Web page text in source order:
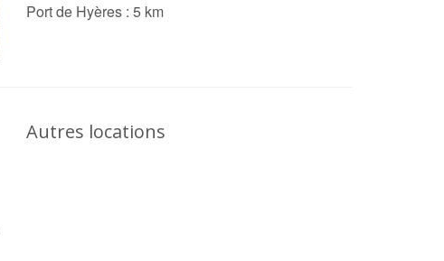
Port de Hyères : 5 km
Autres locations